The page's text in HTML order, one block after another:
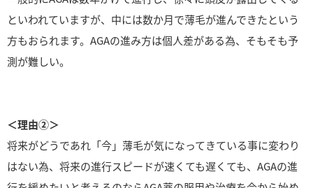
といわれていますが、中には数か月で薄毛が進んできたという
方もおられます。AGAの進み方は個人差がある為、そもそも予
測が難しい。
＜理由②＞
将来がどうであれ「今」薄毛が気になってきている事に変わり
はない為、将来の進行スピードが速くても遅くても、AGAの進